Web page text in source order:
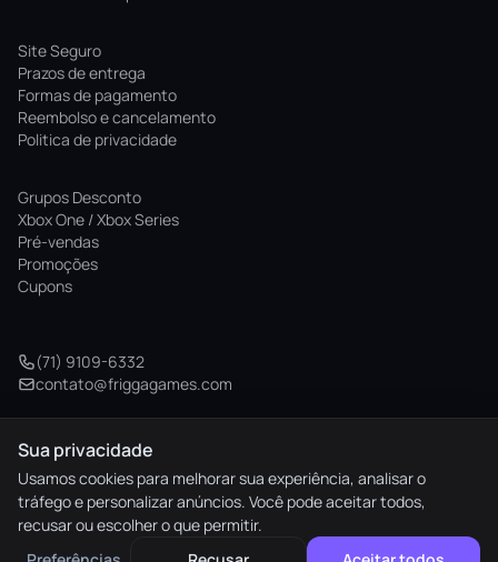
Site Seguro
Prazos de entrega
Formas de pagamento
Reembolso e cancelamento
Politica de privacidade
Grupos Desconto
Xbox One / Xbox Series
Pré-vendas
Promoções
Cupons
(71) 9109-6332
contato@friggagames.com
© 2026 Frigga Games. Todos os direitos reservados.
elo HIPER AMEX pix
Sua privacidade
Usamos cookies para melhorar sua experiência, analisar o
tráfego e personalizar anúncios. Você pode aceitar todos,
recusar ou escolher o que permitir.